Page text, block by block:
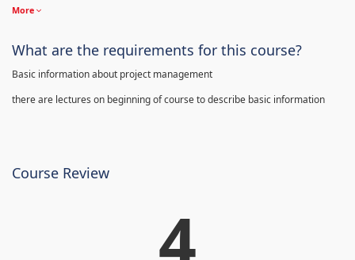
More
What are the requirements for this course?
Basic information about project management
there are lectures on beginning of course to describe basic information
Course Review
4